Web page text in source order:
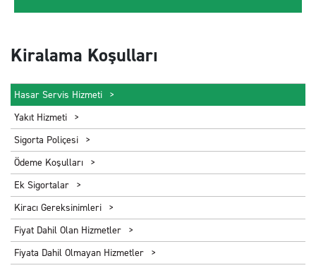
Kiralama Koşulları
Hasar Servis Hizmeti
Yakıt Hizmeti
Sigorta Poliçesi
Ödeme Koşulları
Ek Sigortalar
Kiracı Gereksinimleri
Fiyat Dahil Olan Hizmetler
Fiyata Dahil Olmayan Hizmetler